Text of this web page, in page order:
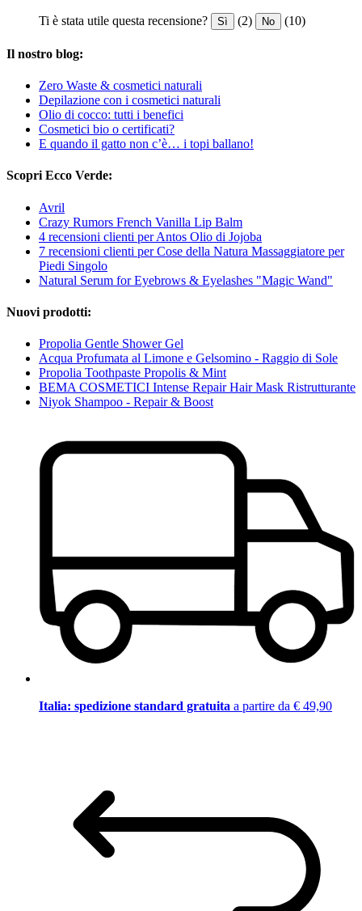
Ti è stata utile questa recensione? Sì (2) No (10)
Il nostro blog:
Zero Waste & cosmetici naturali
Depilazione con i cosmetici naturali
Olio di cocco: tutti i benefici
Cosmetici bio o certificati?
E quando il gatto non c’è… i topi ballano!
Scopri Ecco Verde:
Avril
Crazy Rumors French Vanilla Lip Balm
4 recensioni clienti per Antos Olio di Jojoba
7 recensioni clienti per Cose della Natura Massaggiatore per
Piedi Singolo
Natural Serum for Eyebrows & Eyelashes "Magic Wand"
Nuovi prodotti:
Propolia Gentle Shower Gel
Acqua Profumata al Limone e Gelsomino - Raggio di Sole
Propolia Toothpaste Propolis & Mint
BEMA COSMETICI Intense Repair Hair Mask Ristrutturante
Niyok Shampoo - Repair & Boost
Italia: spedizione standard gratuita a partire da € 49,90